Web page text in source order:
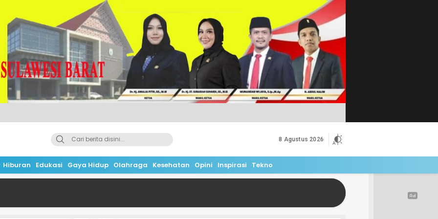
8 Agustus 2026
Hiburan Edukasi Gaya Hidup Olahraga Kesehatan Opini Inspirasi Tekno